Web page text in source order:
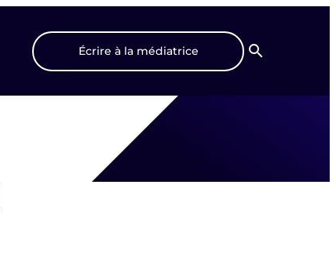
Écrire à la médiatrice
Recherche